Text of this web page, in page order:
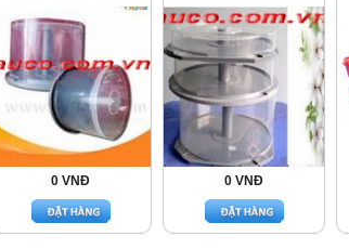
0 VNĐ 0 VNĐ